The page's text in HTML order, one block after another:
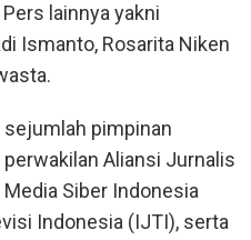
lainnya yakni
Ismanto, Rosarita Niken
pimpinan
Aliansi Jurnalis
Siber Indonesia
Indonesia (IJTI), serta